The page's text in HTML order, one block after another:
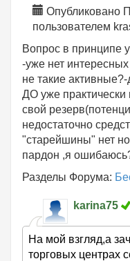
Опубликовано
пользователем
Вопрос в принципе
-уже нет
не такие
ДО уже
свой
недостаточно
"старейшины" нет
пардон ,я
Разделы Форума:
karina75
На мой взгляд,а
торговых центрах